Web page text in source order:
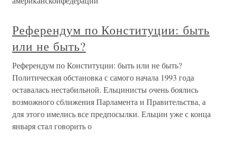
Референдум по Конституции: быть
или не быть?
Референдум по Конституции: быть или не быть?
Политическая обстановка с самого начала 1993 года
оставалась нестабильной. Ельцинисты очень боялись
возможного сближения Парламента и Правительства, а
для этого имелись все предпосылки. Ельцин уже с конца
января стал говорить о